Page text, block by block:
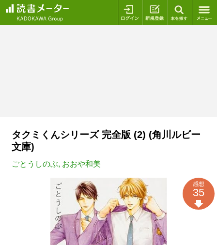
ログイン 新規登録
タクミくんシリーズ 完全版 (2) (角川ルビー
文庫)
ごとうしのぶ, おおや和美
感想
35